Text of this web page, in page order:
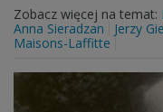
Zobacz więcej na temat:
Anna Sieradzan
Jerzy
Maisons-Laffitte